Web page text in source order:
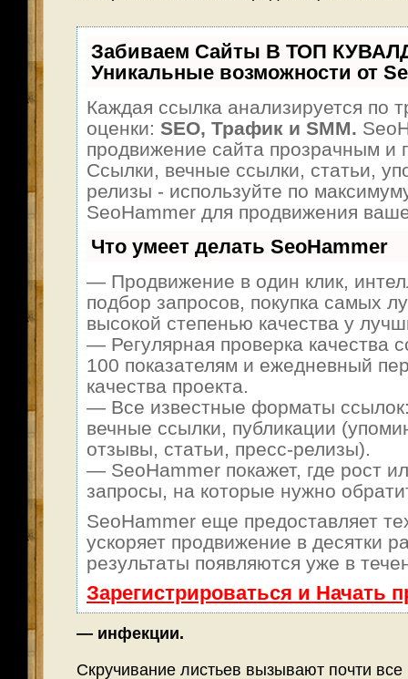
Забиваем Сайты В ТОП
Уникальные возможности от
Каждая ссылка анализируется по
оценки: SEO, Трафик и SMM.
продвижение сайта прозрачным и
Ссылки, вечные ссылки, статьи,
релизы - используйте по
SeoHammer для продвижения
Что умеет делать SeoHammer
— Продвижение в один клик,
подбор запросов, покупка самых
высокой степенью качества у
— Регулярная проверка качества
100 показателям и ежедневный
качества проекта.
— Все известные форматы
вечные ссылки, публикации
отзывы, статьи, пресс-релизы).
— SeoHammer покажет, где рост
запросы, на которые нужно
SeoHammer еще предоставляет
ускоряет продвижение в десятки
результаты появляются уже в
Зарегистрироваться и Начать
— инфекции.
Скручивание листьев вызывают почти